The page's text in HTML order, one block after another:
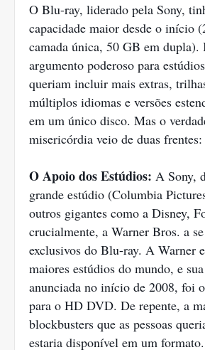
O Blu-ray, liderado pela Sony,
capacidade maior desde o início
camada única, 50 GB em dupla).
argumento poderoso para
queriam incluir mais extras,
múltiplos idiomas e versões
em um único disco. Mas o
misericórdia veio de duas frentes:
O Apoio dos Estúdios: A Sony,
grande estúdio (Columbia
outros gigantes como a Disney,
crucialmente, a Warner Bros. a
exclusivos do Blu-ray. A Warner
maiores estúdios do mundo, e
anunciada no início de 2008, foi
para o HD DVD. De repente, a
blockbusters que as pessoas
estaria disponível em um formato.